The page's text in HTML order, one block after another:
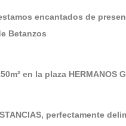
encantados de
Betanzos
en la plaza HERMANOS
perfectamente